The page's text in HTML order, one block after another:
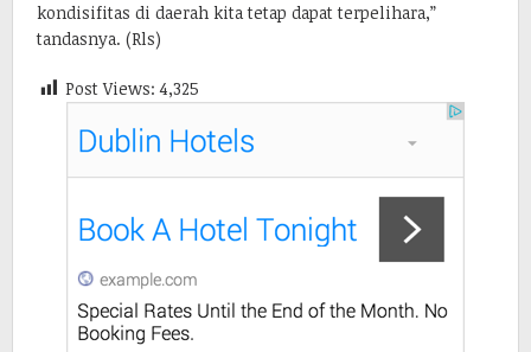
kondisifitas di daerah kita tetap dapat terpelihara,”
tandasnya. (Rls)
Post Views: 4,325